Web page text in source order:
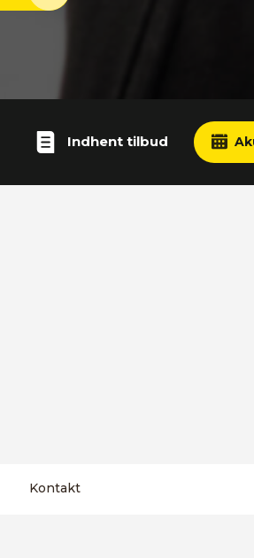
Indhent tilbud
Kontakt